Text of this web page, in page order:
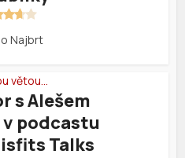
Najbrt
větou…
s Alešem
podcastu
Talks